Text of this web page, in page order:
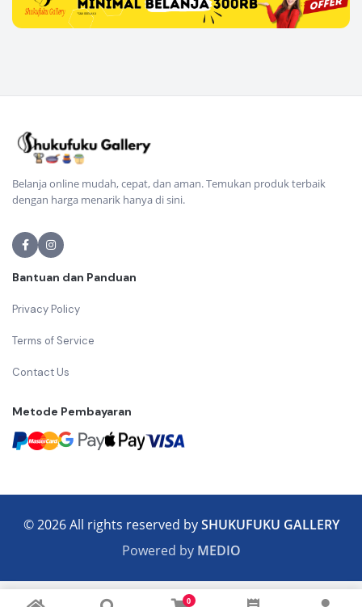
0
Belanja online mudah, cepat, dan aman. Temukan produk terbaik
dengan harga menarik hanya di sini.
Bantuan dan Panduan
Privacy Policy
Terms of Service
Contact Us
Metode Pembayaran
© 2026 All rights reserved bySHUKUFUKU GALLERY
Powered by MEDIO